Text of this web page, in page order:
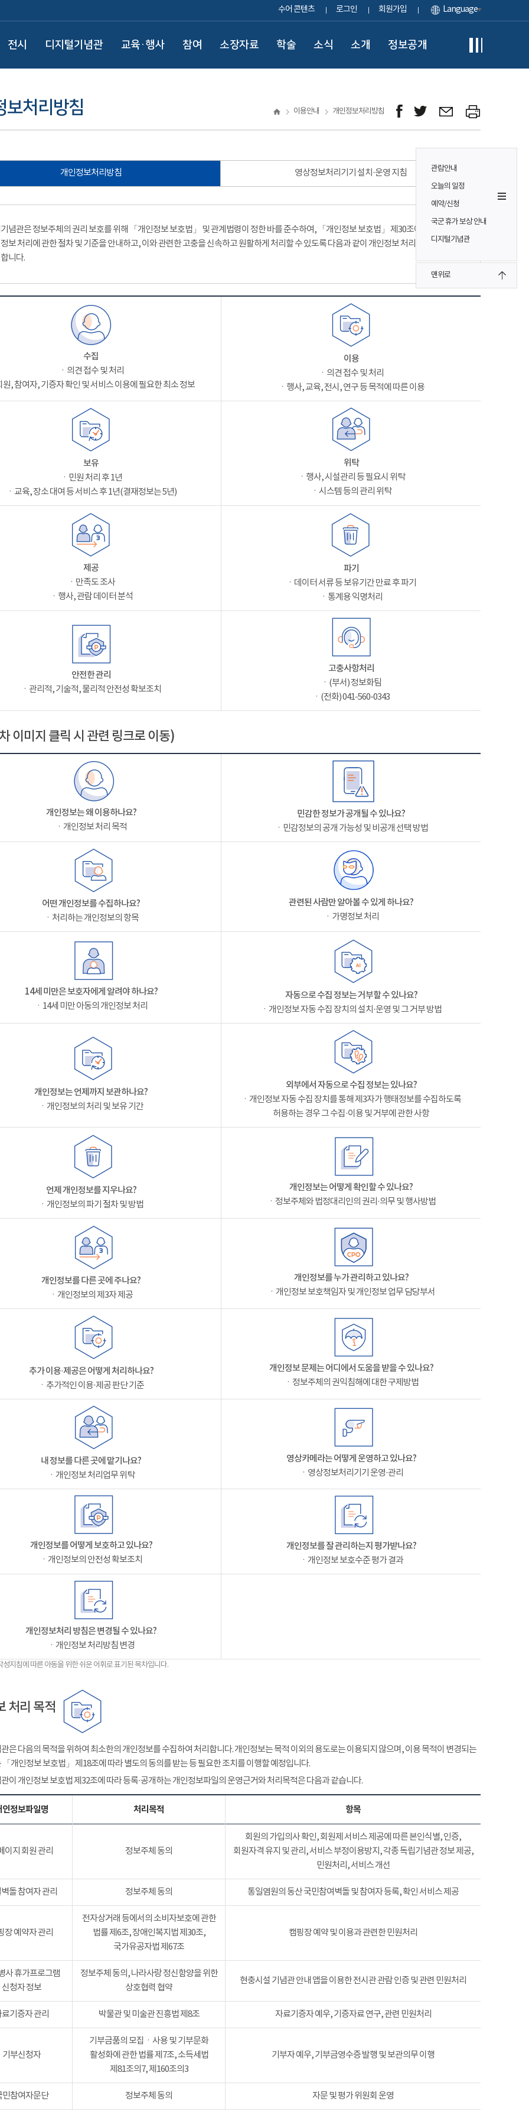
수어 콘텐츠 로그인 회원가입 Language
전시 디지털기념관 교육·행사 참여 소장자료 학술 소식 소개 정보공개
관람안내
오늘의 일정
예약/신청
국군 휴가 보상 안내
디지털기념관
맨위로
보처리방침 이용안내 개인정보처리방침
개인정보처리방침 영상정보처리기기 설치·운영 지침
념관은 정보주체의 권리 보호를 위해 「개인정보 보호법」 및 관계법령이 정한 바를 준수하여, 「개인정보 보호법」 제30조에 따라
보 처리에 관한 절차 및 기준을 안내하고, 이와 관련한 고충을 신속하고 원활하게 처리할 수 있도록 다음과 같이 개인정보 처리방침을
니다.
수집
ㆍ의견 접수 및 처리
원, 참여자, 기증자 확인 및 서비스 이용에 필요한 최소 정보
이용
ㆍ의견 접수 및 처리
ㆍ행사, 교육, 전시, 연구 등 목적에 따른 이용
보유
ㆍ민원 처리 후 1년
ㆍ교육, 장소 대여 등 서비스 후 1년(결재정보는 5년)
위탁
ㆍ행사, 시설관리 등 필요시 위탁
ㆍ시스템 등의 관리 위탁
제공
ㆍ만족도 조사
ㆍ행사, 관람 데이터 분석
파기
ㆍ데이터 서류 등 보유기간 만료 후 파기
ㆍ통계용 익명처리
안전한 관리
ㆍ관리적, 기술적, 물리적 안전성 확보조치
고충사항처리
ㆍ(부서) 정보화팀
ㆍ(전화) 041-560-0343
이미지 클릭 시 관련 링크로 이동)
개인정보는 왜 이용하나요?
ㆍ개인정보 처리 목적
민감한 정보가 공개될 수 있나요?
ㆍ민감정보의 공개 가능성 및 비공개 선택 방법
어떤 개인정보를 수집하나요?
ㆍ처리하는 개인정보의 항목
관련된 사람만 알아볼 수 있게 하나요?
ㆍ가명정보 처리
14세 미만은 보호자에게 알려야 하나요?
ㆍ14세 미만 아동의 개인정보 처리
자동으로 수집 정보는 거부할 수 있나요?
ㆍ개인정보 자동 수집 장치의 설치·운영 및 그 거부 방법
개인정보는 언제까지 보관하나요?
ㆍ개인정보의 처리 및 보유 기간
외부에서 자동으로 수집 정보는 있나요?
ㆍ개인정보 자동 수집 장치를 통해 제3자가 행태정보를 수집하도록
허용하는 경우 그 수집·이용 및 거부에 관한 사항
언제 개인정보를 지우나요?
ㆍ개인정보의 파기 절차 및 방법
개인정보는 어떻게 확인할 수 있나요?
ㆍ정보주체와 법정대리인의 권리·의무 및 행사방법
개인정보를 다른 곳에 주나요?
ㆍ개인정보의 제3자 제공
개인정보를 누가 관리하고 있나요?
ㆍ개인정보 보호책임자 및 개인정보 업무 담당부서
추가 이용·제공은 어떻게 처리하나요?
ㆍ추가적인 이용·제공 판단 기준
개인정보 문제는 어디에서 도움을 받을 수 있나요?
ㆍ정보주체의 권익침해에 대한 구제방법
내 정보를 다른 곳에 맡기나요?
ㆍ개인정보 처리업무 위탁
영상카메라는 어떻게 운영하고 있나요?
ㆍ영상정보처리기기 운영·관리
개인정보를 어떻게 보호하고 있나요?
ㆍ개인정보의 안전성 확보조치
개인정보를 잘 관리하는지 평가받나요?
ㆍ개인정보 보호수준 평가 결과
개인정보처리 방침은 변경될 수 있나요?
ㆍ개인정보 처리방침 변경
지침에 따른 아동을 위한 쉬운 어휘로 표기된 목차입니다.
처리 목적
은 다음의 목적을 위하여 최소한의 개인정보를 수집하여 처리합니다. 개인정보는 목적 이외의 용도로는 이용되지 않으며, 이용 목적이 변경되는
「개인정보 보호법」 제18조에 따라 별도의 동의를 받는 등 필요한 조치를 이행할 예정입니다.
이 개인정보 보호법 제32조에 따라 등록·공개하는 개인정보파일의 운영근거와 처리목적은 다음과 같습니다.
인정보파일명 처리목적 항목
이지 회원 관리 정보주체 동의
회원의 가입의사 확인, 회원제 서비스 제공에 따른 본인식별, 인증,
회원자격 유지 및 관리, 서비스 부정이용방지, 각종 독립기념관 정보 제공,
민원처리, 서비스 개선
돌 참여자 관리 정보주체 동의 통일염원의 동산 국민참여벽돌 및 참여자 등록, 확인 서비스 제공
장 예약자 관리
전자상거래 등에서의 소비자보호에 관한
법률 제6조, 장애인복지법 제30조,
국가유공자법 제67조
캠핑장 예약 및 이용과 관련한 민원처리
사 휴가프로그램
신청자 정보
정보주체 동의, 나라사랑 정신함양을 위한
상호협력 협약
현충시설 기념관 안내 앱을 이용한 전시관 관람 인증 및 관련 민원처리
기증자 관리 박물관 및 미술관 진흥법 제8조 자료기증자 예우, 기증자료 연구, 관련 민원처리
기부신청자
기부금품의 모집ㆍ사용 및 기부문화
활성화에 관한 법률 제7조, 소득세법
제81조의7, 제160조의3
기부자 예우, 기부금영수증 발행 및 보관의무 이행
민참여자문단 정보주체 동의 자문 및 평가 위원회 운영